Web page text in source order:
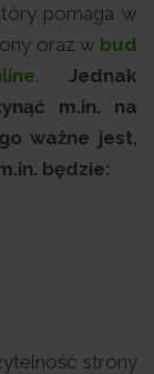
pomaga w
oraz w bud
. Jednak
m.in. na
ważne jest,
będzie:
strony